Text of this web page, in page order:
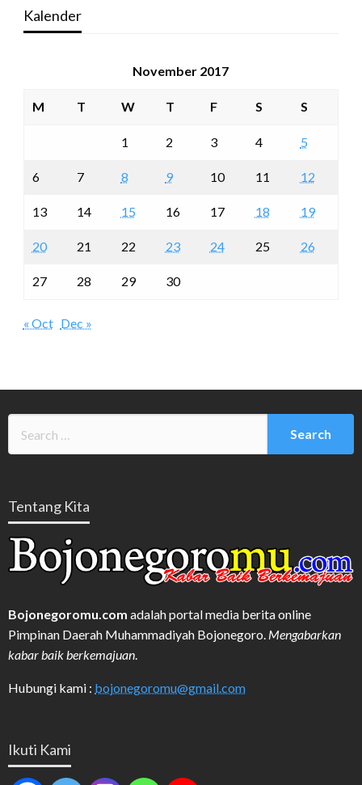
Kalender
November 2017
M T W T F S S
1 2 3 4 5
6 7 8 9 10 11 12
13 14 15 16 17 18 19
20 21 22 23 24 25 26
27 28 29 30
« Oct Dec »
Tentang Kita
Bojonegoromu.com adalah portal media berita online
Pimpinan Daerah Muhammadiyah Bojonegoro. Mengabarkan
kabar baik berkemajuan.
Hubungi kami : bojonegoromu@gmail.com
Ikuti Kami